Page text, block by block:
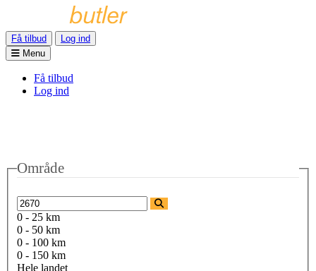
Få tilbud
Log ind
Menu
Få tilbud
Log ind
Område
0 - 25 km
0 - 50 km
0 - 100 km
0 - 150 km
Hele landet